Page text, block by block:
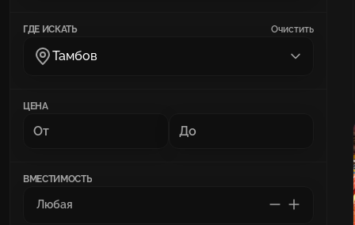
ГДЕ ИСКАТЬ Очистить
Тамбов
ЦЕНА
ВМЕСТИМОСТЬ